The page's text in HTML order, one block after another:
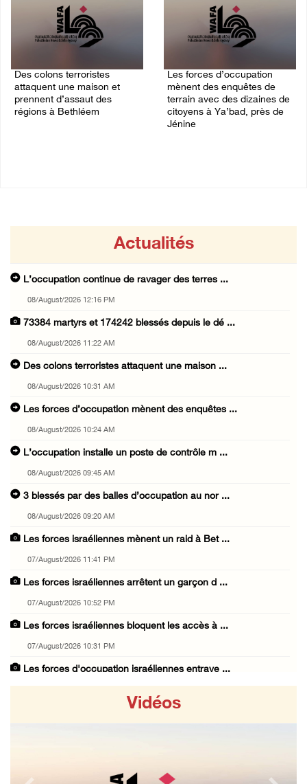
Des colons terroristes
attaquent une maison et
prennent d’assaut des
régions à Bethléem
Les forces d’occupation
mènent des enquêtes de
terrain avec des dizaines de
citoyens à Ya’bad, près de
Jénine
Actualités
L’occupation continue de ravager des terres ...
08/August/2026 12:16 PM
73384 martyrs et 174242 blessés depuis le dé ...
08/August/2026 11:22 AM
Des colons terroristes attaquent une maison ...
08/August/2026 10:31 AM
Les forces d’occupation mènent des enquêtes ...
08/August/2026 10:24 AM
L’occupation installe un poste de contrôle m ...
08/August/2026 09:45 AM
3 blessés par des balles d’occupation au nor ...
08/August/2026 09:20 AM
Les forces israéliennes mènent un raid à Bet ...
07/August/2026 11:41 PM
Les forces israéliennes arrêtent un garçon d ...
07/August/2026 10:52 PM
Les forces israéliennes bloquent les accès à ...
07/August/2026 10:31 PM
Les forces d'occupation israéliennes entrave ...
07/August/2026 08:47 PM
Vidéos